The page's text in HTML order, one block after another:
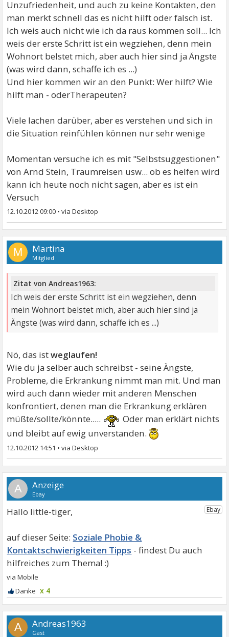
Unzufriedenheit, und auch zu keine Kontakten, den
man merkt schnell das es nicht hilft oder falsch ist.
Ich weis auch nicht wie ich da raus kommen soll... Ich
weis der erste Schritt ist ein wegziehen, denn mein
Wohnort belstet mich, aber auch hier sind ja Ängste
(was wird dann, schaffe ich es ...)
Und hier kommen wir an den Punkt: Wer hilft? Wie
hilft man - oderTherapeuten?
Viele lachen darüber, aber es verstehen und sich in
die Situation reinfühlen können nur sehr wenige
Momentan versuche ich es mit "Selbstsuggestionen"
von Arnd Stein, Traumreisen usw... ob es helfen wird
kann ich heute noch nicht sagen, aber es ist ein
Versuch
12.10.2012 09:00 •
M Martina
Mitglied
Zitat von Andreas1963:
Ich weis der erste Schritt ist ein wegziehen, denn
mein Wohnort belstet mich, aber auch hier sind ja
Ängste (was wird dann, schaffe ich es ...)
Nö, das istweglaufen!
Wie du ja selber auch schreibst - seine Ängste,
Probleme, die Erkrankung nimmt man mit. Und man
wird auch dann wieder mit anderen Menschen
konfrontiert, denen man die Erkrankung erklären
müßte/sollte/könnte.....
Oder man erklärt nichts
und bleibt auf ewig unverstanden.
12.10.2012 14:51 •
A
Hallo little-tiger,
Soziale Phobie &
Kontaktschwierigkeiten Tipps
x 4
A Andreas1963
Gast